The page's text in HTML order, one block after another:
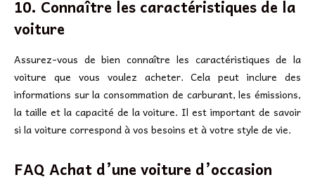
10. Connaître les caractéristiques de la
voiture
Assurez-vous de bien connaître les caractéristiques de la
voiture que vous voulez acheter. Cela peut inclure des
informations sur la consommation de carburant, les émissions,
la taille et la capacité de la voiture. Il est important de savoir
si la voiture correspond à vos besoins et à votre style de vie.
FAQ Achat d’une voiture d’occasion